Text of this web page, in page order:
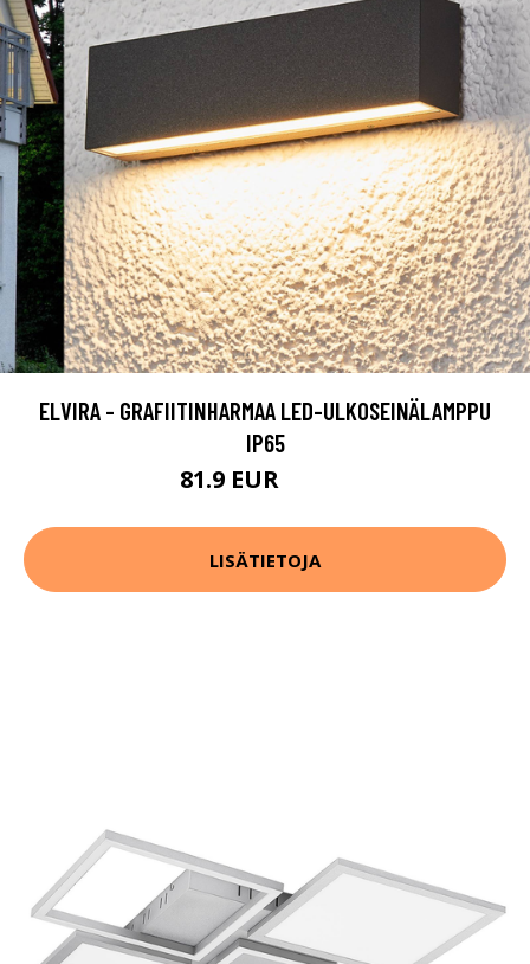
ELVIRA - GRAFIITINHARMAA LED-ULKOSEINÄLAMPPU
IP65
81.9 EUR
LISÄTIETOJA